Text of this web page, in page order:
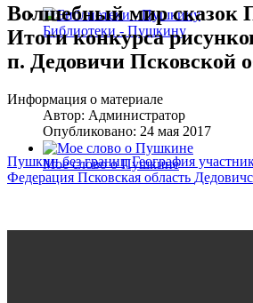
Библиотеки - Пушкину
Мое слово о Пушкине
Волшебный мир сказок
Итоги конкурса
п. Дедовичи Псковской
Информация о материале
Автор: Администратор
Опубликовано: 24 мая 2017
Пушкин без границГеография
Федерация Псковская область